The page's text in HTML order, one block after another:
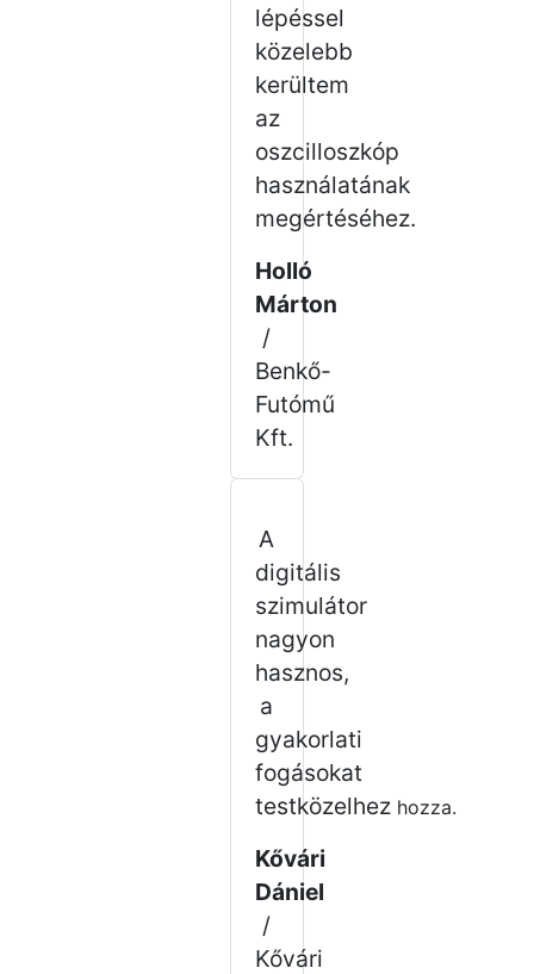
lépéssel
közelebb
kerültem
az
oszcilloszkóp
használatának
megértéséhez.
Holló
Márton
/
Benkő-
Futómű
Kft.
A
digitális
szimulátor
nagyon
hasznos,
a
gyakorlati
fogásokat
testközelhez hozza.
Kővári
Dániel
/
Kővári